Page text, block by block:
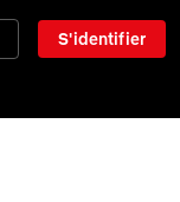
S'identifier